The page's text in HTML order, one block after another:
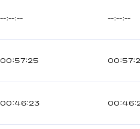
--:--:-- --:--:--
00:57:25
00:46:23